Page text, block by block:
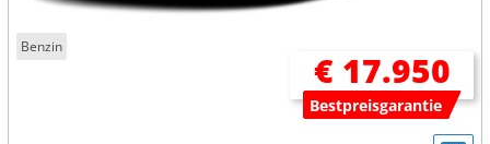
Benzin
€ 17.950
Bestpreisgarantie